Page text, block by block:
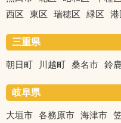
西区
東区 瑞穂区 緑区 港
三重県
朝日町 川越町 桑名市 鈴
岐阜県
大垣市 各務原市 海津市